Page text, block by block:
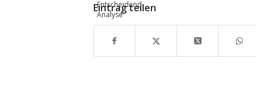
Entscheidend
Analyse
Eintrag teilen